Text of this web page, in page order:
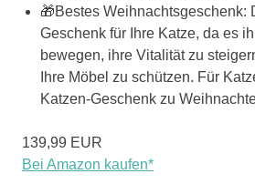
🎁Bestes Weihnachtsgeschenk:
Geschenk für Ihre Katze, da es
bewegen, ihre Vitalität zu
Ihre Möbel zu schützen. Für
Katzen-Geschenk zu
139,99 EUR
Bei Amazon kaufen*